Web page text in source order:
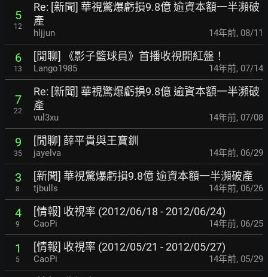
5
12
Re: [新聞] 華視驚爆虧損9.8億 逾資本額一半瀕破
產
hljjun 14年前, 08/11
6
13
[閒聊] 《影子籃球員》首播收視開紅盤！
Lango1985 14年前, 07/14
7
22
Re: [新聞] 華視驚爆虧損9.8億 逾資本額一半瀕破
產
vul3xu 14年前, 07/08
9
35
[閒聊] 薛平貴與王寶釧
jayelva 14年前, 06/29
3
8
[新聞] 華視驚爆虧損9.8億 逾資本額一半瀕破產
tjbulls 14年前, 06/26
4
9
[情報] 收視率 (2012/06/18 - 2012/06/24)
CaoPi 14年前, 06/25
1
5
[情報] 收視率 (2012/05/21 - 2012/05/27)
CaoPi 14年前, 05/29